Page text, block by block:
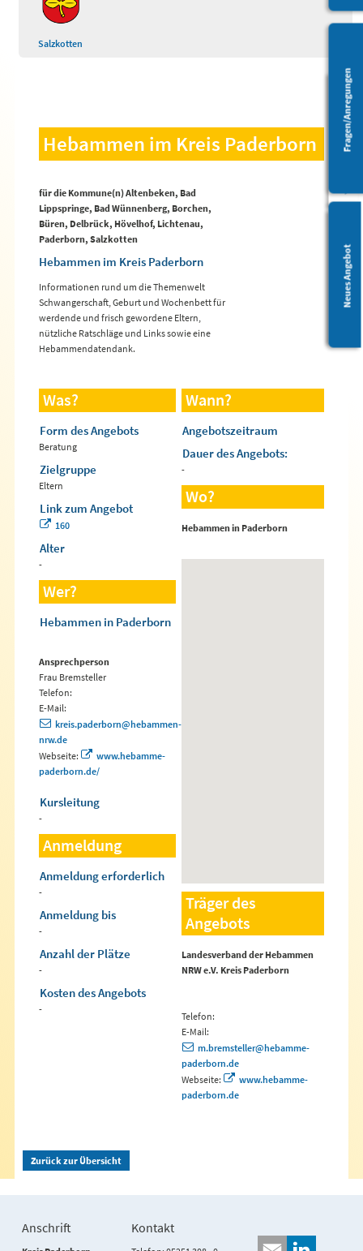
Leichte Sprache
Barrierefreiheit
Neues Angebot
Fragen/Anregungen
Salzkotten
Hebammen im Kreis Paderborn
für die Kommune(n) Altenbeken, Bad
Lippspringe, Bad Wünnenberg, Borchen,
Büren, Delbrück, Hövelhof, Lichtenau,
Paderborn, Salzkotten
Hebammen im Kreis Paderborn
Informationen rund um die Themenwelt
Schwangerschaft, Geburt und Wochenbett für
werdende und frisch gewordene Eltern,
nützliche Ratschläge und Links sowie eine
Hebammendatendank.
Was?
Form des Angebots
Beratung
Zielgruppe
Eltern
Link zum Angebot
160
Alter
-
Wer?
Hebammen in Paderborn
Ansprechperson
Frau Bremsteller
Telefon:
E-Mail:
kreis.paderborn@hebammen-
nrw.de
Webseite:
www.hebamme-
paderborn.de/
Kursleitung
-
Anmeldung
Anmeldung erforderlich
-
Anmeldung bis
-
Anzahl der Plätze
-
Kosten des Angebots
-
Wann?
Angebotszeitraum
Dauer des Angebots:
-
Wo?
Hebammen in Paderborn
Träger des
Angebots
Landesverband der Hebammen
NRW e.V. Kreis Paderborn
Telefon:
E-Mail:
m.bremsteller@hebamme-
paderborn.de
Webseite:
www.hebamme-
paderborn.de
Zurück zur Übersicht
Anschrift Kontakt